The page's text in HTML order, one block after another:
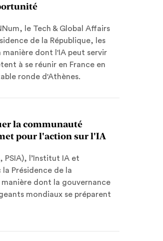
le Tech & Global Affairs
de la République, les
manière dont l'IA peut servir
à se réunir en France en
ronde d'Athènes.
la communauté
pour l'action sur l'IA
PSIA), l’Institut IA et
Présidence de la
dont la gouvernance
mondiaux se préparent